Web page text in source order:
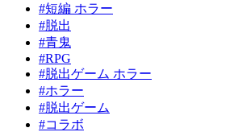
#短編 ホラー
#脱出
#青鬼
#RPG
#脱出ゲーム ホラー
#ホラー
#脱出ゲーム
#コラボ